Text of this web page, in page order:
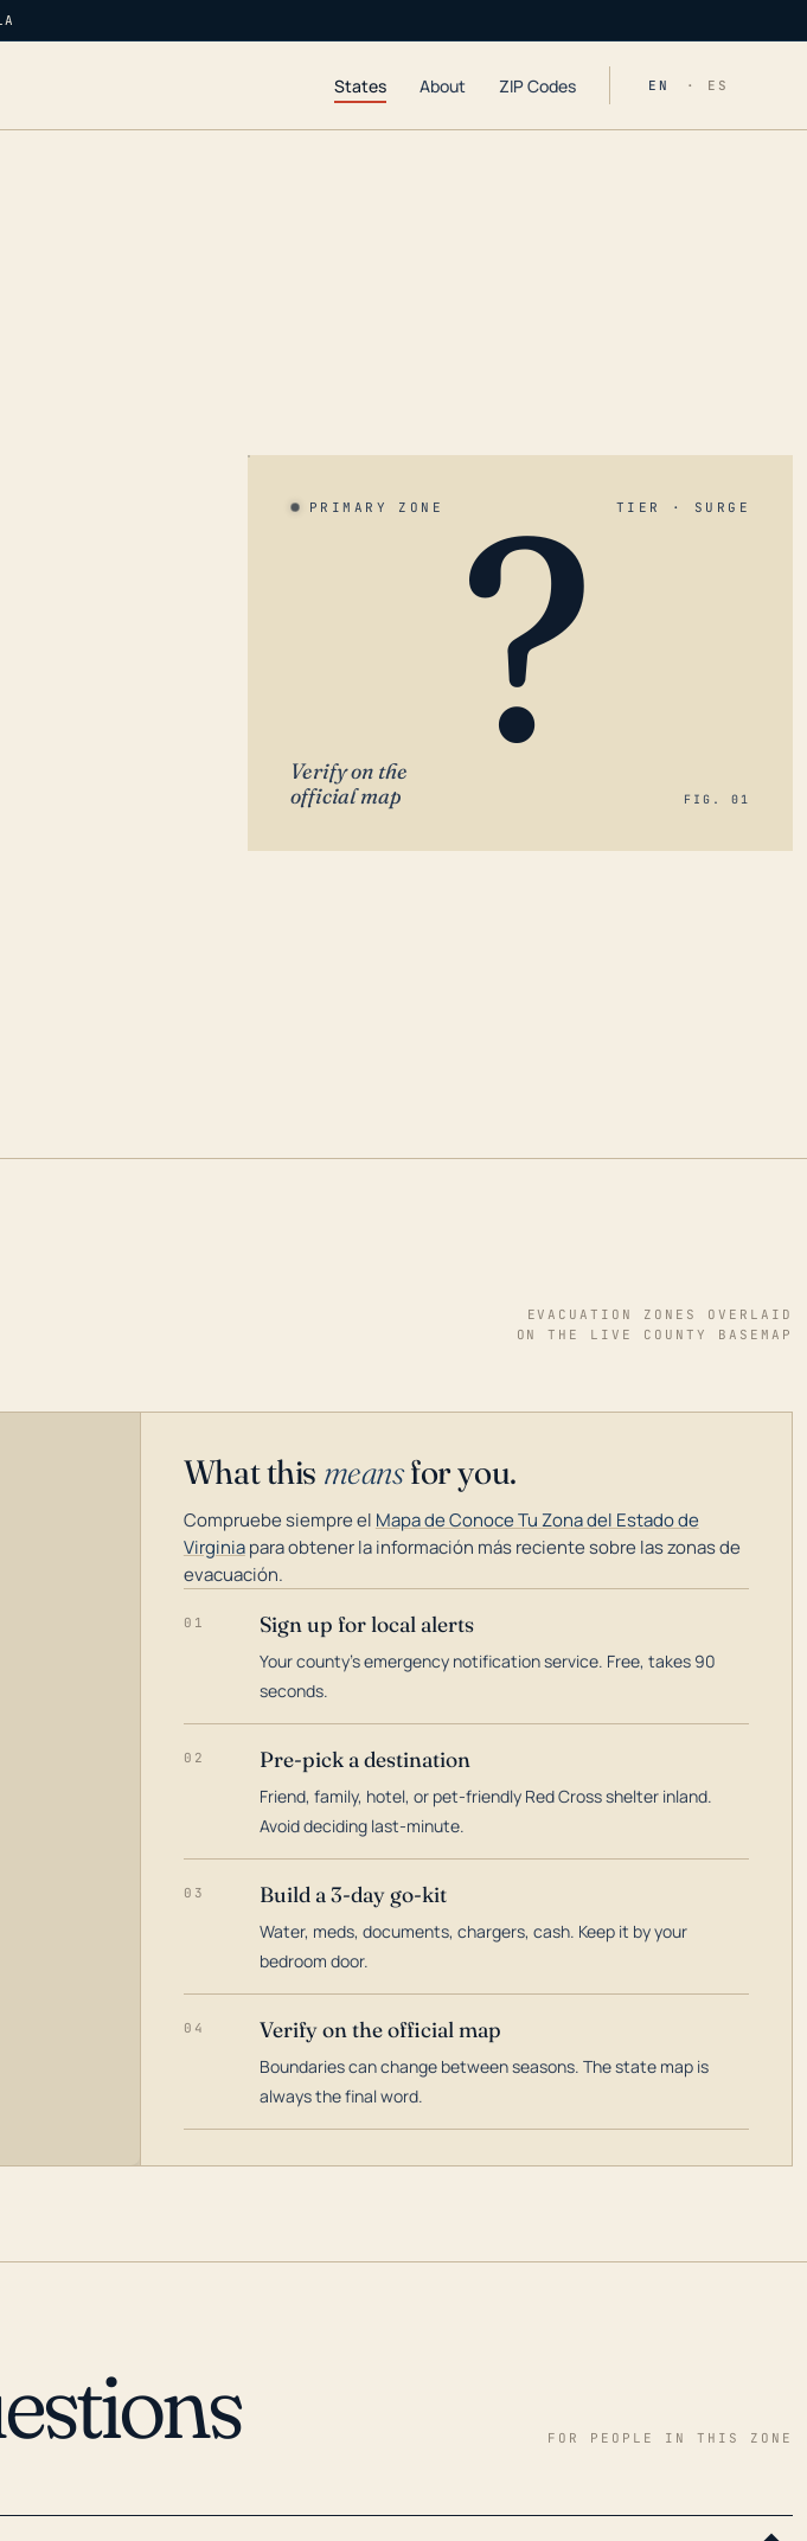
States About ZIP Codes EN · ES
PRIMARY ZONE TIER · SURGE
?
Verify on the
official map
FIG. 01
EVACUATION ZONES OVERLAID
ON THE LIVE COUNTY BASEMAP
What this meansfor you.
Compruebe siempre el Mapa de Conoce Tu Zona del Estado de
Virginiapara obtener la información más reciente sobre las zonas de
evacuación.
01 Sign up for local alerts
Your county's emergency notification service. Free, takes 90
seconds.
02 Pre-pick a destination
Friend, family, hotel, or pet-friendly Red Cross shelter inland.
Avoid deciding last-minute.
03 Build a 3-day go-kit
Water, meds, documents, chargers, cash. Keep it by your
bedroom door.
04 Verify on the official map
Boundaries can change between seasons. The state map is
always the final word.
FOR PEOPLE IN THIS ZONE